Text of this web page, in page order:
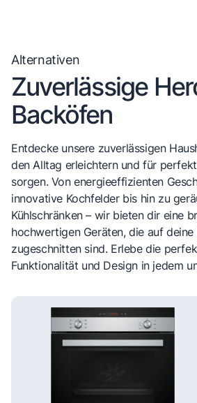
Alternativen
Zuverlässige
Backöfen
Entdecke unsere zuverlässigen
den Alltag erleichtern und für
sorgen. Von energieeffizienten
innovative Kochfelder bis hin zu
Kühlschränken – wir bieten dir eine
hochwertigen Geräten, die auf deine
zugeschnitten sind. Erlebe die
Funktionalität und Design in jedem